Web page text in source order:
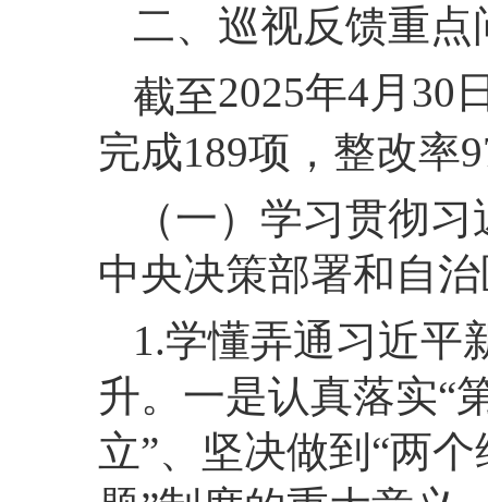
二、巡视反馈重
截至2025年4月30
完成189项，整改率
（一）学习贯彻
中央决策部署和自
1.学懂弄通习近平
升。一是认真落实“
立”、坚决做到“两